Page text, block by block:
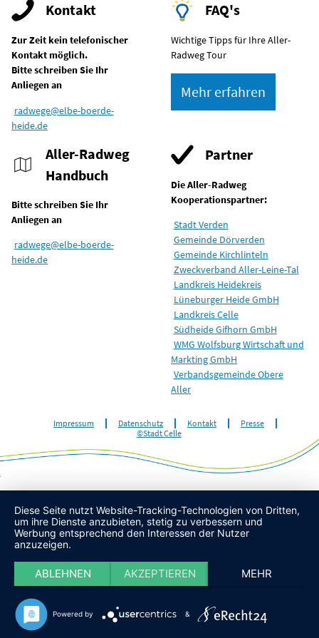
Kontakt
Zur Zeit kein telefonischer
Kontakt möglich.
Bitte schreiben Sie Ihr
Anliegen an
radwege@elbe-boerde-
heide.de
FAQ's
Wichtige Tipps für Ihre Aller-
Radweg Tour
Mehr erfahren
Aller-Radweg
Handbuch
Bitte schreiben Sie Ihr
Anliegen an
radwege@elbe-boerde-
heide.de
Partner
Die Aller-Radweg
Kooperationspartner:
Stadt Verden
Gemeinde Dörverden
Gemeinde Kirchlinteln
Zweckverband Aller-Leine-Tal
Landkreis Heidekreis
Lüneburger Heide GmbH
Landkreis Celle
Südheide Gifhorn GmbH
WMG Wolfsburg Wirtschaft und
Markting GmbH
Verbandsgemeinde Obere
Aller
Impressum Datenschutz Kontakt
Presse
©Stadt Celle
Diese Seite nutzt Website-Tracking-Technologien von Dritten,
um ihre Dienste anzubieten, stetig zu verbessern und
Werbung entsprechend den Interessen der Nutzer
anzuzeigen.
ABLEHNEN AKZEPTIEREN MEHR
Powered by &